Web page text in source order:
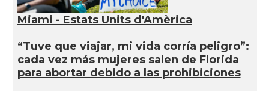
Miami - Estats Units d'Amèrica
“Tuve que viajar, mi vida corría peligro”:
cada vez más mujeres salen de Florida
para abortar debido a las prohibiciones